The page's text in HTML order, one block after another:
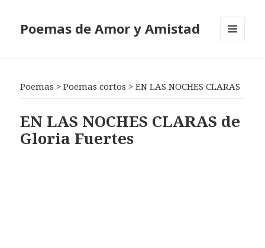
Poemas de Amor y Amistad
Poemas >Poemas cortos >EN LAS NOCHES CLARAS
EN LAS NOCHES CLARAS de
Gloria Fuertes